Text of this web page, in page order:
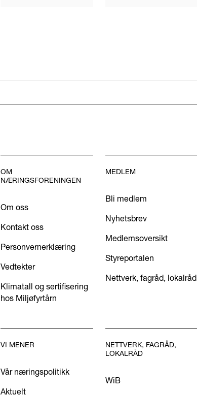
OM
NÆRINGSFORENINGEN
Om oss
Kontakt oss
Personvernerklæring
Vedtekter
Klimatall og sertifisering
hos Miljøfyrtårn
MEDLEM
Bli medlem
Nyhetsbrev
Medlemsoversikt
Styreportalen
Nettverk, fagråd, lokalråd
VI MENER
Vår næringspolitikk
Aktuelt
NETTVERK, FAGRÅD,
LOKALRÅD
WiB